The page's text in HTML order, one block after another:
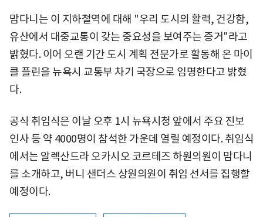
맘다니는 이 지하철역에 대해 "우리 도시의 활력, 건강함,
유산에서 대중교통이 갖는 중요성을 보여주는 증거"라고
밝혔다. 이어 오랜 기간 도시 계획 전문가로 활동해 온 마이
클 플린을 뉴욕시 교통부 차기 국장으로 임명한다고 밝혔
다.
공식 취임식은 이날 오후 1시 뉴욕시청 앞에서 주요 진보
인사 등 약 4000명이 참석한 가운데 열릴 예정이다. 취임식
에서는 알렉산드라 오카시오 코르테즈 하원의원이 맘다니
를 소개하고, 버니 샌더스 상원의원이 취임 선서를 집행할
예정이다.